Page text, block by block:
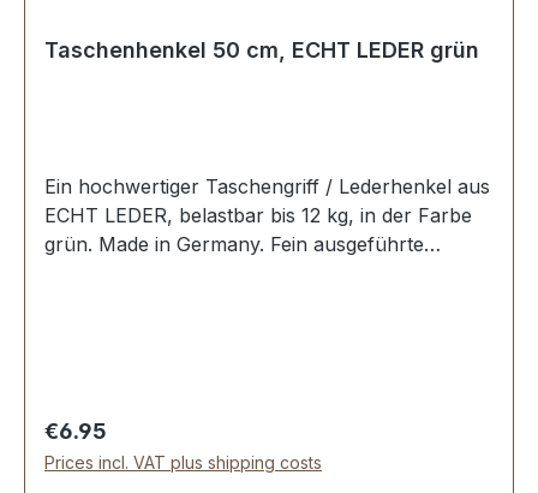
Taschenhenkel 50 cm, ECHT LEDER grün
Ein hochwertiger Taschengriff / Lederhenkel aus
ECHT LEDER, belastbar bis 12 kg, in der Farbe
grün. Made in Germany. Fein ausgeführte
Regular price:
€6.95
Prices incl. VAT plus shipping costs